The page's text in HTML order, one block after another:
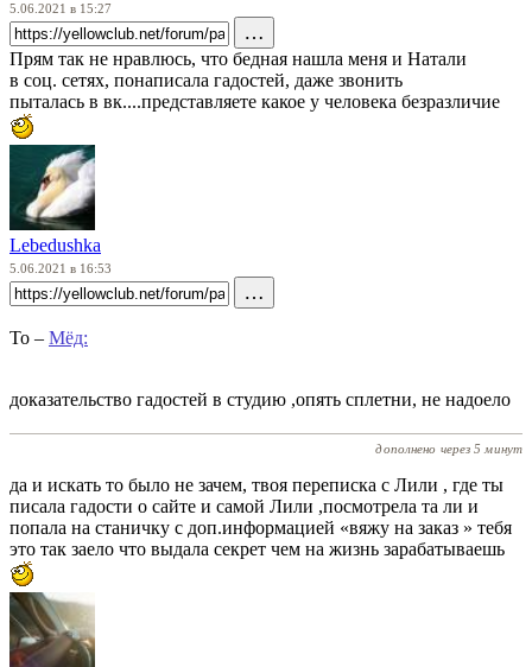
5.06.2021 в 15:27
…
Прям так не нравлюсь, что бедная нашла меня и Натали
в соц. сетях, понаписала гадостей, даже звонить
пыталась в вк....представляете какое у человека безразличие
Lebedushka
5.06.2021 в 16:53
…
To – Мёд:
доказательство гадостей в студию ,опять сплетни, не надоело
дополнено через 5 минут
да и искать то было не зачем, твоя переписка с Лили , где ты
писала гадости о сайте и самой Лили ,посмотрела та ли и
попала на станичку с доп.информацией «вяжу на заказ » тебя
это так заело что выдала секрет чем на жизнь зарабатываешь